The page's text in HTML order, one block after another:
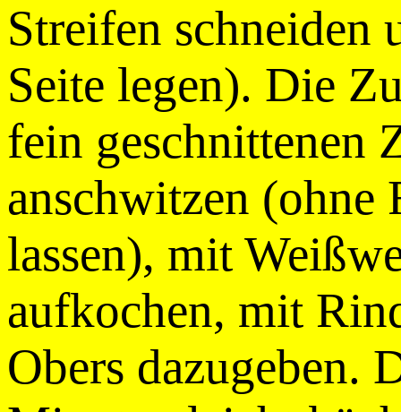
Streifen schneiden
Seite legen). Die
fein geschnittenen
anschwitzen (ohne
lassen), mit
aufkochen, mit
Obers dazugeben.